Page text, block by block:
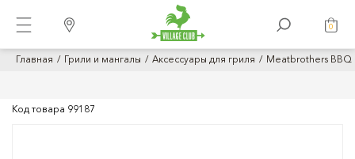
0
Главная Грили и мангалы Аксессуары для гриля Meatbrothers BBQ
Код товара 99187